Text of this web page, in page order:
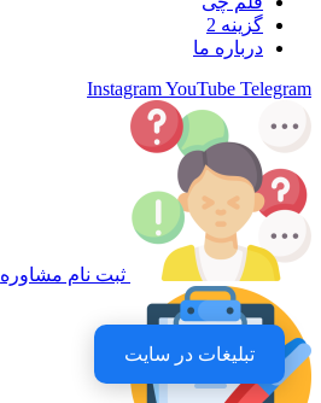
گزینه 2
درباره ما
InstagramYouTube Telegram
ثبت نام مشاوره
تبلیغات در سایت